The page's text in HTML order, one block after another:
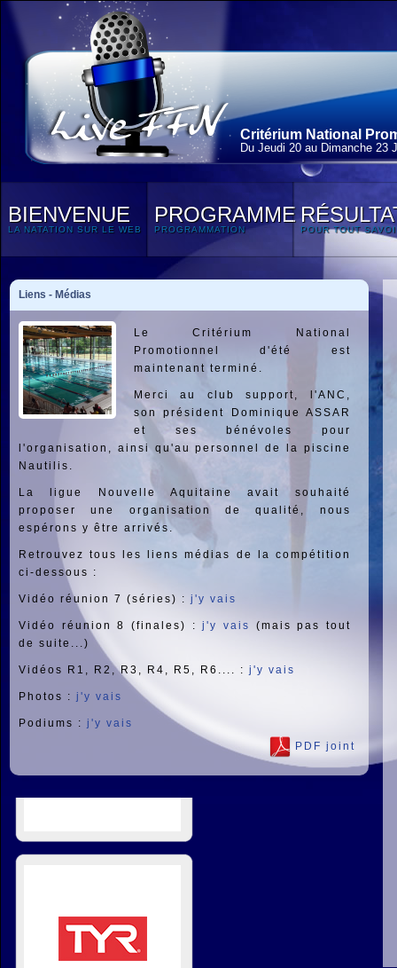
Critérium National
Du Jeudi 20 au Dimanche 23
BIENVENUE
LA NATATION SUR LE WEB
PROGRAMME
PROGRAMMATION POUR TOUT
Liens - Médias
Le Critérium National
Promotionnel d'été est
maintenant terminé.
Merci au club support, l'ANC,
son président Dominique ASSAR
et ses bénévoles pour
l'organisation, ainsi qu'au personnel de la piscine
Nautilis.
La ligue Nouvelle Aquitaine avait souhaité
proposer une organisation de qualité, nous
espérons y être arrivés.
Retrouvez tous les liens médias de la compétition
ci-dessous :
Vidéo réunion 7 (séries) : j'y vais
Vidéo réunion 8 (finales) :j'y vais
(mais pas tout
de suite...)
Vidéos R1, R2, R3, R4, R5, R6.... : j'y vais
Photos : j'y vais
Podiums : j'y vais
PDF joint